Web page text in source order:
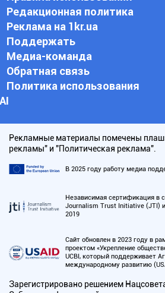
Редакционная политика
Реклама на 1kr.ua
Поддержать
Медиа-команда
Обратная связь
Политика использования
АI
Рекламные материалы помечены
рекламы" и "Политическая реклама".
В 2025 году работу медиа
Независимая сертификация в
Journalism Trust Initiative (JTI) и
2019
Сайт обновлен в 2023 году в
проектом «Укрепление
UCBI, который поддерживает
международному развитию
Зарегистрировано решением